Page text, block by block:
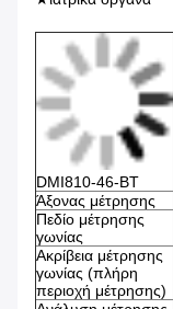
DMI810-46-BT
Άξονας μέτρησης
Πεδίο μέτρησης
γωνίας
Ακρίβεια μέτρησης
γωνίας (πλήρη
περιοχή μέτρησης)